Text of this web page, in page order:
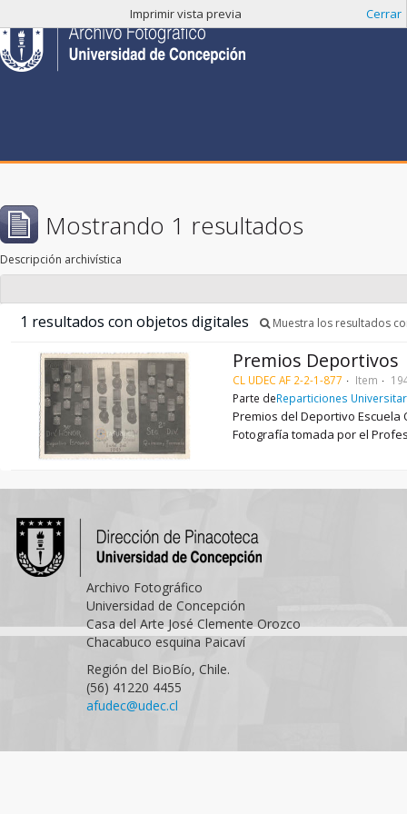
Imprimir vista previa Cerrar
Mostrando 1 resultados
Descripción archivística
1 resultados con objetos digitales Muestra los resultados
Premios Deportivos
CL UDEC AF 2-2-1-877 Item
Parte deReparticiones
Premios del Deportivo Escuela
Fotografía tomada por el
Archivo Fotográfico
Universidad de Concepción
Casa del Arte José Clemente Orozco
Chacabuco esquina Paicaví
Región del BioBío, Chile.
(56) 41220 4455
afudec@udec.cl